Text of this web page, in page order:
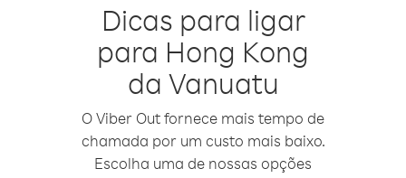
Dicas para ligar
para Hong Kong
da Vanuatu
O Viber Out fornece mais tempo de
chamada por um custo mais baixo.
Escolha uma de nossas opções